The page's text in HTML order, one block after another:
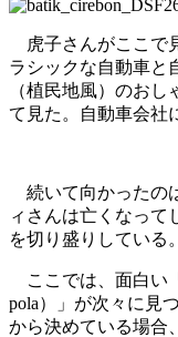
虎子さんがここで
ラシックな自動車と
（植民地風）のお
て見た。自動車会社
続いて向かったの
ィさんは亡くなって
を切り盛りしている。
ここでは、面白い
pola）」が次々に見
から決めている場合